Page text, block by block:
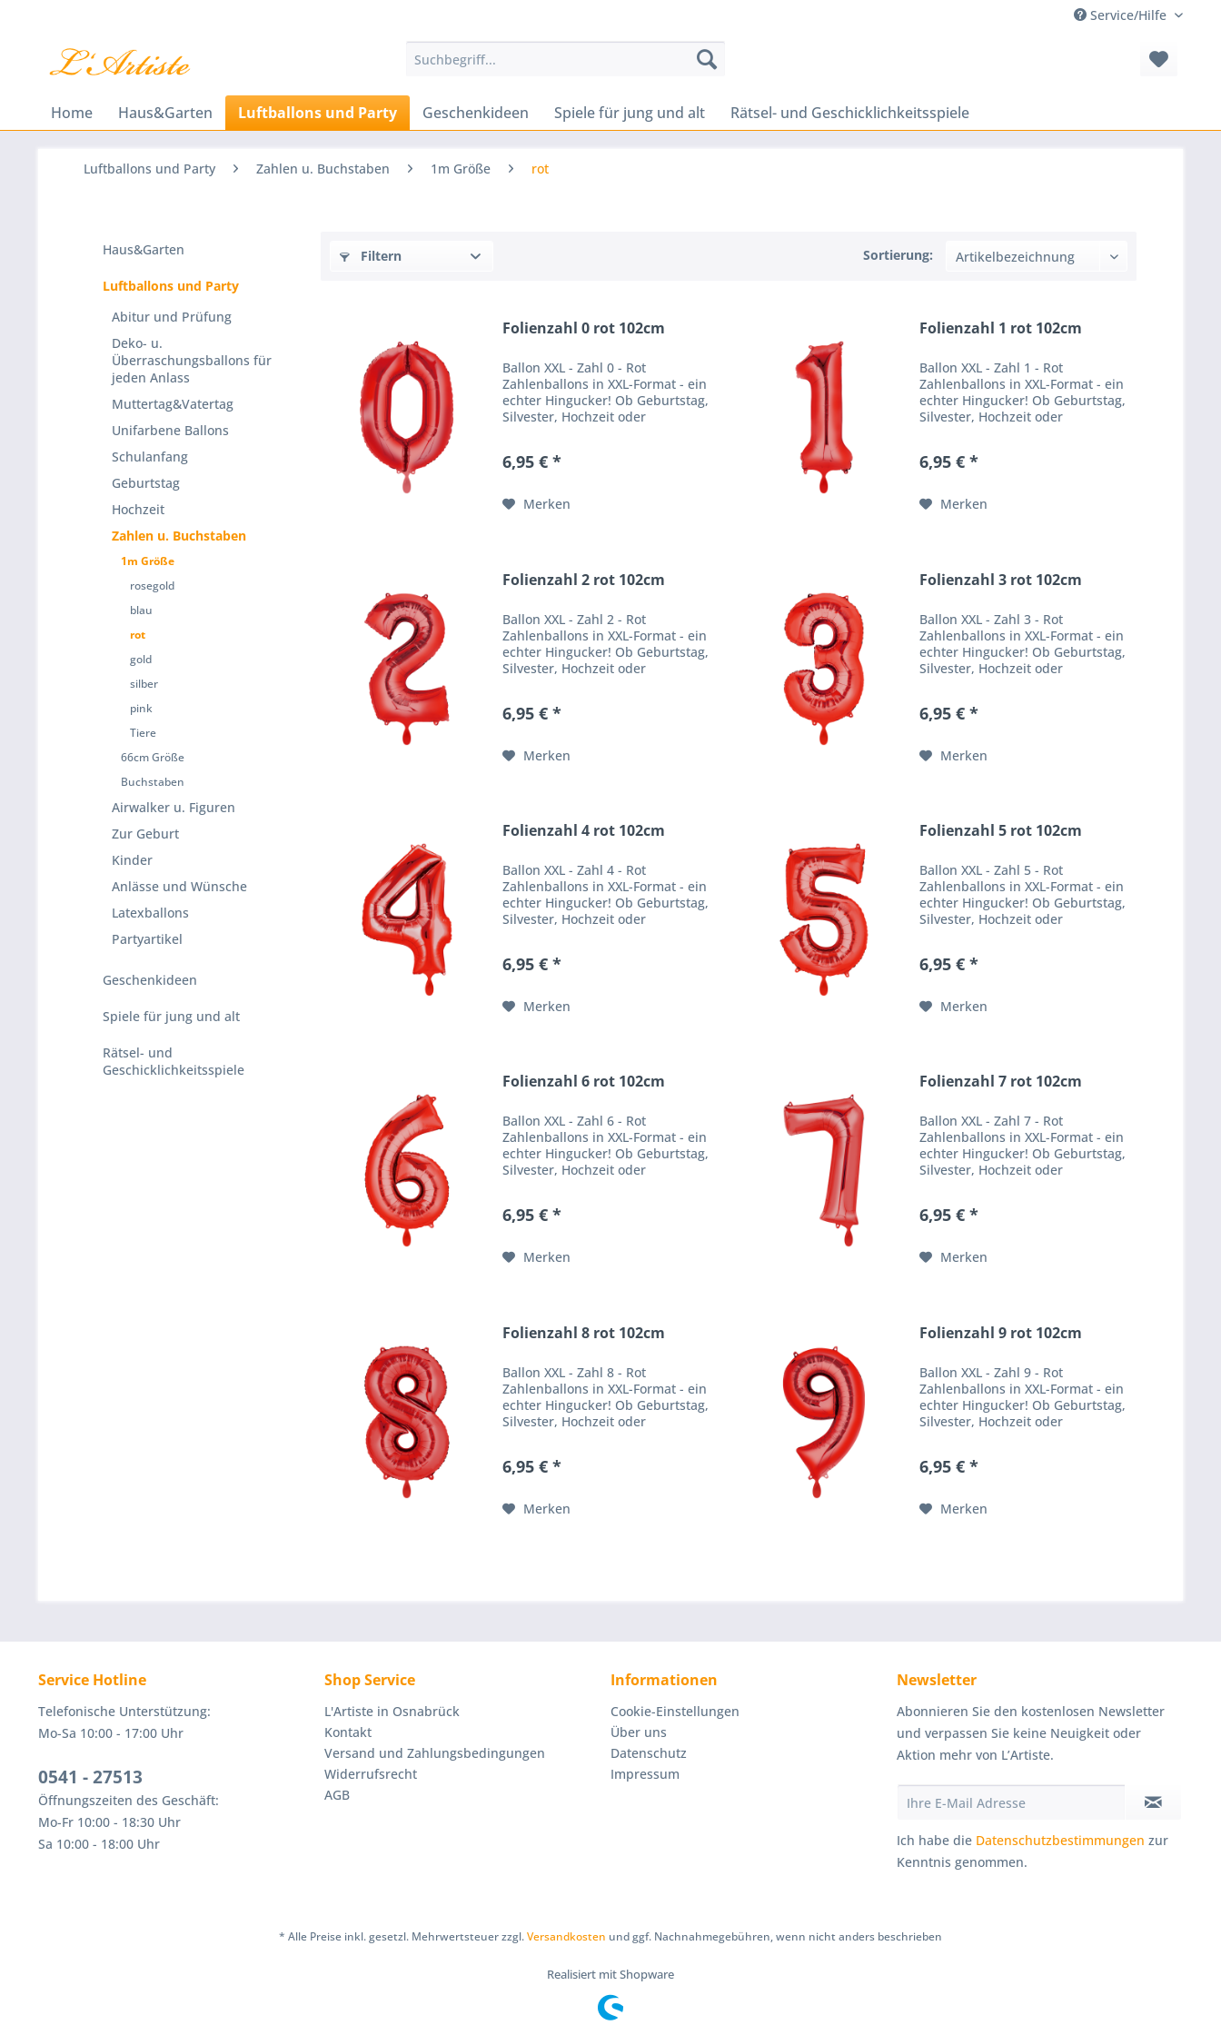
Service/Hilfe
Home Haus&Garten Luftballons und Party Geschenkideen Spiele für jung und alt Rätsel- und Geschicklichkeitsspiele
Luftballons und Party Zahlen u. Buchstaben 1m Größe rot
Haus&Garten
Luftballons und Party
Abitur und Prüfung
Deko- u.
Überraschungsballons für
jeden Anlass
Muttertag&Vatertag
Unifarbene Ballons
Schulanfang
Geburtstag
Hochzeit
Zahlen u. Buchstaben
1m Größe
rosegold
blau
rot
gold
silber
pink
Tiere
66cm Größe
Buchstaben
Airwalker u. Figuren
Zur Geburt
Kinder
Anlässe und Wünsche
Latexballons
Partyartikel
Geschenkideen
Spiele für jung und alt
Rätsel- und
Geschicklichkeitsspiele
Filtern Sortierung:
Folienzahl 0 rot 102cm
Ballon XXL - Zahl 0 - Rot
Zahlenballons in XXL-Format - ein
echter Hingucker! Ob Geburtstag,
Silvester, Hochzeit oder
Feier einen besonderen WOW
Ballongröße:...
6,95 € *
Merken
Folienzahl 1 rot 102cm
Ballon XXL - Zahl 1 - Rot
Zahlenballons in XXL-Format - ein
echter Hingucker! Ob Geburtstag,
Silvester, Hochzeit oder
Feier einen besonderen WOW
Ballongröße:...
6,95 € *
Merken
Folienzahl 2 rot 102cm
Ballon XXL - Zahl 2 - Rot
Zahlenballons in XXL-Format - ein
echter Hingucker! Ob Geburtstag,
Silvester, Hochzeit oder
Feier einen besonderen WOW
Ballongröße:...
6,95 € *
Merken
Folienzahl 3 rot 102cm
Ballon XXL - Zahl 3 - Rot
Zahlenballons in XXL-Format - ein
echter Hingucker! Ob Geburtstag,
Silvester, Hochzeit oder
Feier einen besonderen WOW
Ballongröße:...
6,95 € *
Merken
Folienzahl 4 rot 102cm
Ballon XXL - Zahl 4 - Rot
Zahlenballons in XXL-Format - ein
echter Hingucker! Ob Geburtstag,
Silvester, Hochzeit oder
Feier einen besonderen WOW
Ballongröße:...
6,95 € *
Merken
Folienzahl 5 rot 102cm
Ballon XXL - Zahl 5 - Rot
Zahlenballons in XXL-Format - ein
echter Hingucker! Ob Geburtstag,
Silvester, Hochzeit oder
Feier einen besonderen WOW
Ballongröße:...
6,95 € *
Merken
Folienzahl 6 rot 102cm
Ballon XXL - Zahl 6 - Rot
Zahlenballons in XXL-Format - ein
echter Hingucker! Ob Geburtstag,
Silvester, Hochzeit oder
Feier einen besonderen WOW
Ballongröße:...
6,95 € *
Merken
Folienzahl 7 rot 102cm
Ballon XXL - Zahl 7 - Rot
Zahlenballons in XXL-Format - ein
echter Hingucker! Ob Geburtstag,
Silvester, Hochzeit oder
Feier einen besonderen WOW
Ballongröße:...
6,95 € *
Merken
Folienzahl 8 rot 102cm
Ballon XXL - Zahl 8 - Rot
Zahlenballons in XXL-Format - ein
echter Hingucker! Ob Geburtstag,
Silvester, Hochzeit oder
Feier einen besonderen WOW
Ballongröße:...
6,95 € *
Merken
Folienzahl 9 rot 102cm
Ballon XXL - Zahl 9 - Rot
Zahlenballons in XXL-Format - ein
echter Hingucker! Ob Geburtstag,
Silvester, Hochzeit oder
Feier einen besonderen WOW
Ballongröße:...
6,95 € *
Merken
Service Hotline
Telefonische Unterstützung:
Mo-Sa 10:00 - 17:00 Uhr
0541 - 27513
Öffnungszeiten des Geschäft:
Mo-Fr 10:00 - 18:30 Uhr
Sa 10:00 - 18:00 Uhr
Shop Service
L'Artiste in Osnabrück
Kontakt
Versand und Zahlungsbedingungen
Widerrufsrecht
AGB
Informationen
Cookie-Einstellungen
Über uns
Datenschutz
Impressum
Newsletter
Abonnieren Sie den kostenlosen Newsletter
und verpassen Sie keine Neuigkeit oder
Aktion mehr von L’Artiste.
Ich habe die Datenschutzbestimmungen zur
Kenntnis genommen.
* Alle Preise inkl. gesetzl. Mehrwertsteuer zzgl.Versandkosten und ggf. Nachnahmegebühren, wenn nicht anders beschrieben
Realisiert mit Shopware